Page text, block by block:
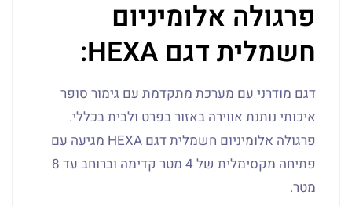
פרגולה אלומיניום
חשמלית דגם HEXA:
דגם מודרני עם מערכת מתקדמת עם גימור סופר
איכותי נותנת אווירה באזור בפרט ולבית בכללי.
פרגולה אלומיניום חשמלית דגם HEXA מגיעה עם
פתיחה מקסימלית של 4 מטר קדימה וברוחב עד 8
מטר.